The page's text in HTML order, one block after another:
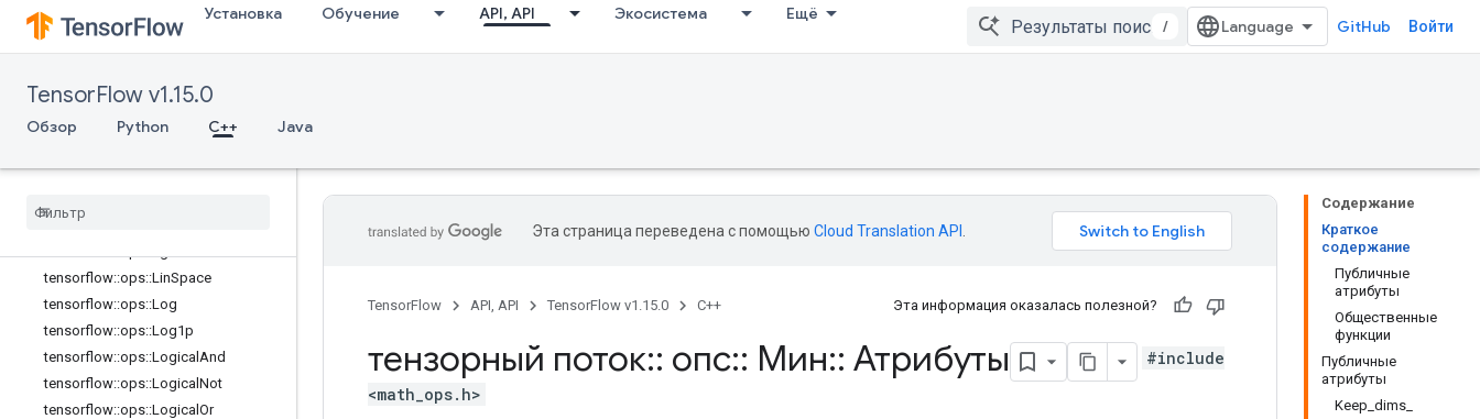
Установка Обучение API, API Экосистема Ещё
/ GitHub Войти
TensorFlow v1.15.0
Обзор Python C++ Java
tensorflow::ops::Igammac
tensorflow::ops::Imag
tensorflow::ops::Inv
tensorflow::ops::IsFinite
tensorflow::ops::IsNan
tensorflow
tensorflow::ops::LinSpace
tensorflow::ops::Log
tensorflow::ops::Log1p
tensorflow::ops::Logical And
tensorflow::ops::Logical Not
tensorflow::ops::Logical Or
Содержание
Краткое
содержание
Публичные
атрибуты
Общественные
функции
Публичные
атрибуты
Keep_dims_
Эта страница переведена с помощью Cloud Translation API
TensorFlow API, API TensorFlow v1.15.0 C++ Эта информация оказалась полезной?
тензорный поток:: опс:: Мин:: Атрибуты
#include
<math_ops.h>